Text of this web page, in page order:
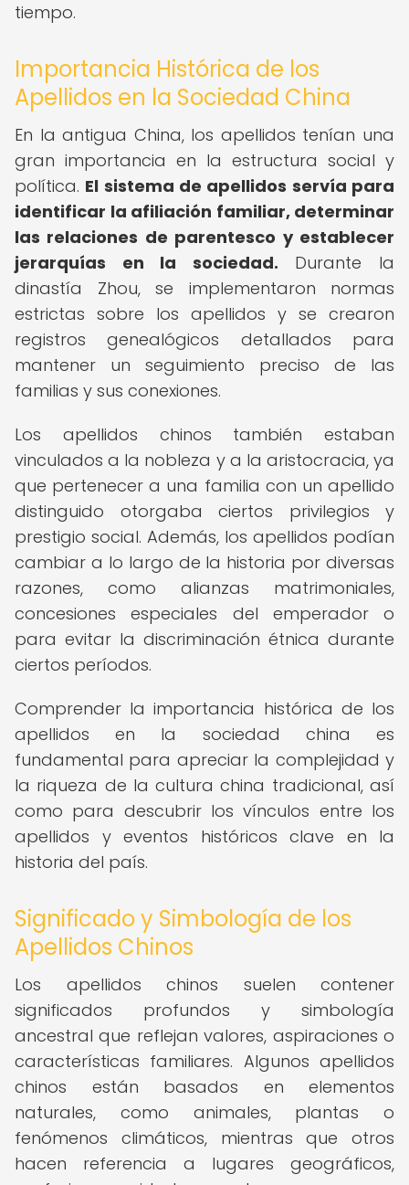
tiempo.
Importancia Histórica de los
Apellidos en la Sociedad China
En la antigua China, los apellidos tenían una
gran importancia en la estructura social y
política. El sistema de apellidos servía para
identificar la afiliación familiar, determinar
las relaciones de parentesco y establecer
jerarquías en la sociedad. Durante la
dinastía Zhou, se implementaron normas
estrictas sobre los apellidos y se crearon
registros genealógicos detallados para
mantener un seguimiento preciso de las
familias y sus conexiones.
Los apellidos chinos también estaban
vinculados a la nobleza y a la aristocracia, ya
que pertenecer a una familia con un apellido
distinguido otorgaba ciertos privilegios y
prestigio social. Además, los apellidos podían
cambiar a lo largo de la historia por diversas
razones, como alianzas matrimoniales,
concesiones especiales del emperador o
para evitar la discriminación étnica durante
ciertos períodos.
Comprender la importancia histórica de los
apellidos en la sociedad china es
fundamental para apreciar la complejidad y
la riqueza de la cultura china tradicional, así
como para descubrir los vínculos entre los
apellidos y eventos históricos clave en la
historia del país.
Significado y Simbología de los
Apellidos Chinos
Los apellidos chinos suelen contener
significados profundos y simbología
ancestral que reflejan valores, aspiraciones o
características familiares. Algunos apellidos
chinos están basados en elementos
naturales, como animales, plantas o
fenómenos climáticos, mientras que otros
hacen referencia a lugares geográficos,